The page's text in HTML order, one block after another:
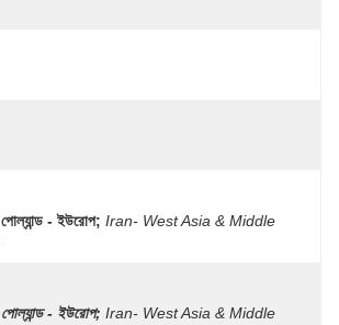
পোল্যান্ড - ইউরোপ; Iran- West Asia & Middle
পোল্যান্ড - ইউরোপ; Iran- West Asia & Middle